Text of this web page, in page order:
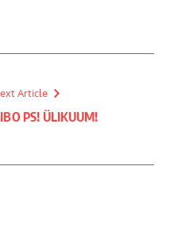
Article
PS! ÜLIKUUM!